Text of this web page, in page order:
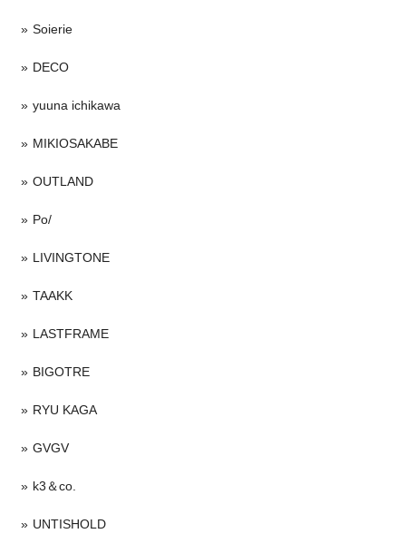
Soierie
DECO
yuuna ichikawa
MIKIOSAKABE
OUTLAND
Po/
LIVINGTONE
TAAKK
LASTFRAME
BIGOTRE
RYU KAGA
GVGV
k3＆co.
UNTISHOLD